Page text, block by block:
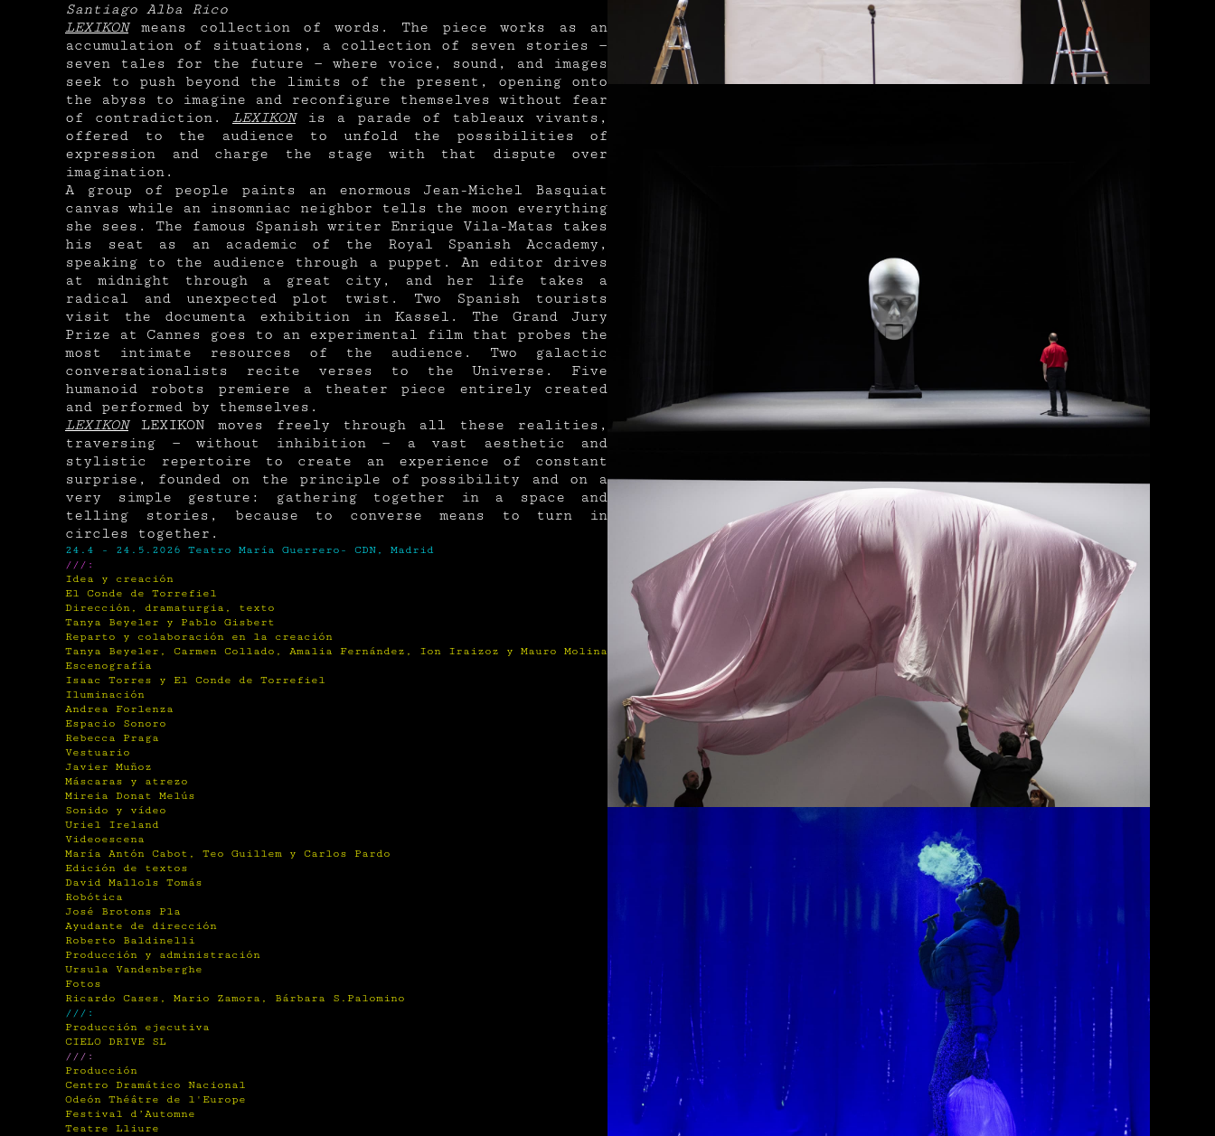
Santiago Alba Rico
LEXIKONmeans collection of words. The piece works as an
accumulation of situations, a collection of seven stories —
seven tales for the future — where voice, sound, and images
seek to push beyond the limits of the present, opening onto
the abyss to imagine and reconfigure themselves without fear
of contradiction. LEXIKONis a parade of tableaux vivants,
offered to the audience to unfold the possibilities of
expression and charge the stage with that dispute over
imagination.
A group of people paints an enormous Jean-Michel Basquiat
canvas while an insomniac neighbor tells the moon everything
she sees. The famous Spanish writer Enrique Vila-Matas takes
his seat as an academic of the Royal Spanish Accademy,
speaking to the audience through a puppet. An editor drives
at midnight through a great city, and her life takes a
radical and unexpected plot twist. Two Spanish tourists
visit the documenta exhibition in Kassel. The Grand Jury
Prize at Cannes goes to an experimental film that probes the
most intimate resources of the audience. Two galactic
conversationalists recite verses to the Universe. Five
humanoid robots premiere a theater piece entirely created
and performed by themselves.
LEXIKONLEXIKON moves freely through all these realities,
traversing — without inhibition — a vast aesthetic and
stylistic repertoire to create an experience of constant
surprise, founded on the principle of possibility and on a
very simple gesture: gathering together in a space and
telling stories, because to converse means to turn in
circles together.
24.4 - 24.5.2026 Teatro María Guerrero- CDN, Madrid
///:
Idea y creación
El Conde de Torrefiel
Dirección, dramaturgia, texto
Tanya Beyeler y Pablo Gisbert
Reparto y colaboración en la creación
Tanya Beyeler, Carmen Collado, Amalia Fernández, Ion Iraizoz y Mauro Molina
Escenografía
Isaac Torres y El Conde de Torrefiel
Iluminación
Andrea Forlenza
Espacio Sonoro
Rebecca Praga
Vestuario
Javier Muñoz
Máscaras y atrezo
Mireia Donat Melús
Sonido y vídeo
Uriel Ireland
Videoescena
María Antón Cabot, Teo Guillem y Carlos Pardo
Edición de textos
David Mallols Tomás
Robótica
José Brotons Pla
Ayudante de dirección
Roberto Baldinelli
Producción y administración
Ursula Vandenberghe
Fotos
Ricardo Cases, Mario Zamora, Bárbara S.Palomino
///:
Producción ejecutiva
CIELO DRIVE SL
///:
Producción
Centro Dramático Nacional
Odeón Théâtre de l'Europe
Festival d’Automne
Teatre Lliure